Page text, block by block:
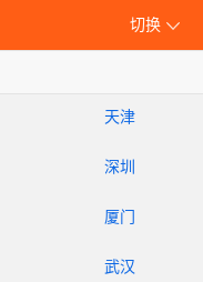
切换
天津
深圳
厦门
武汉